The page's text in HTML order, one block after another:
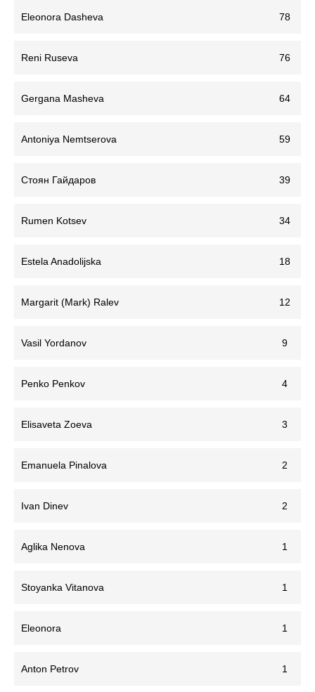
Eleonora Dasheva 78
Reni Ruseva 76
Gergana Masheva 64
Antoniya Nemtserova 59
Стоян Гайдаров 39
Rumen Kotsev 34
Estela Anadolijska 18
Margarit (Mark) Ralev 12
Vasil Yordanov 9
Penko Penkov 4
Elisaveta Zoeva 3
Emanuela Pinalova 2
Ivan Dinev 2
Aglika Nenova 1
Stoyanka Vitanova 1
Eleonora 1
Anton Petrov 1